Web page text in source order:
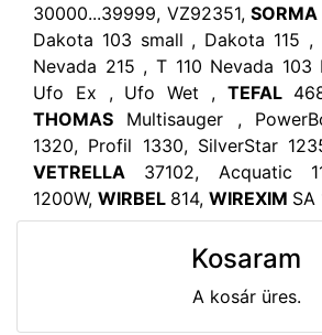
30000...39999, VZ92351,SORMA
Dakota 103 small , Dakota 115
Nevada 215 , T 110 Nevada
Ufo Ex , Ufo Wet , TEFAL
THOMAS Multisauger ,
1320, Profil 1330, SilverStar
VETRELLA 37102, Acquatic
1200W, WIRBEL 814, WIREXIM SA
Kosaram
A kosár üres.